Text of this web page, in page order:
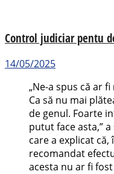
Control judiciar pentu
14/05/2025
„Ne-a spus că ar
Ca să nu mai
de genul. Foarte
putut face asta,”
care a explicat
recomandat
acesta nu ar fi